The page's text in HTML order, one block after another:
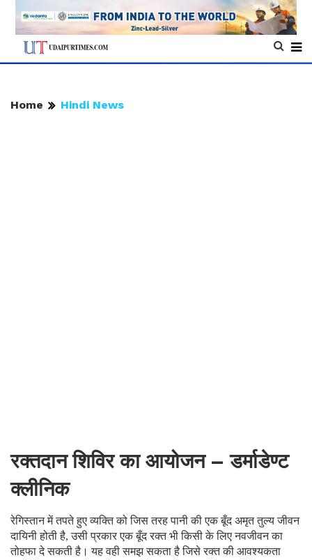
Home Hindi News
रक्तदान शिविर का आयोजन – डर्माडेण्ट
क्लीनिक
रेगिस्तान में तपते हुए व्यक्ति को जिस तरह पानी की एक बूँद अमृत तुल्य जीवन
दायिनी होती है, उसी प्रकार एक बूँद रक्त भी किसी के लिए नवजीवन का
तोहफा दे सकती है। यह वही समझ सकता है जिसे रक्त की आवश्यकता